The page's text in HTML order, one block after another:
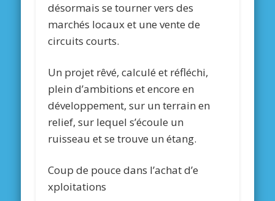
désormais se tourner vers des
marchés locaux et une vente de
circuits courts.
Un projet rêvé, calculé et réfléchi,
plein d’ambitions et encore en
développement, sur un terrain en
relief, sur lequel s’écoule un
ruisseau et se trouve un étang.
Coup de pouce dans l’achat d’e
xploitations